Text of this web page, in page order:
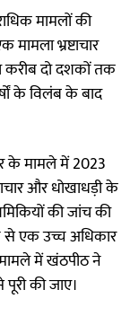
मामलों की
मामला भ्रष्टाचार
करीब दो दशकों तक
के विलंब के बाद
के मामले में 2023
और धोखाधड़ी के
की जांच की
से एक उच्च अधिकार
मामले में खंठपीठ ने
की जाए।